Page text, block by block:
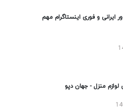
ایرانی و فوری اینستاگرام مهم
لوازم منزل - جهان دپو